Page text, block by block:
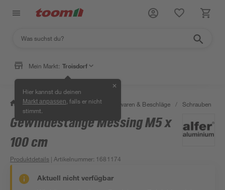
Mein Markt: Troisdorf
Hier kannst du deinen
Markt anpassen , falls er nicht
stimmt.
✕
/ Werkstatt & Maschinen / Eisenwaren & Beschläge / Schrauben
Gewindestange Messing M5 x
100 cm
Produktdetails | Artikelnummer: 1681174
Aktuell nicht verfügbar